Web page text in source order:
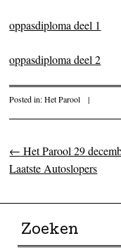
oppasdiploma deel 1
oppasdiploma deel 2
Posted in:Het Parool |
Post
← Het Parool 29
Laatste Autoslopers
Zoeken